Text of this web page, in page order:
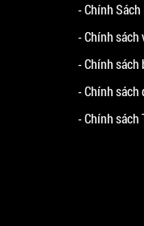
- Chính
- Chính sách
- Chính sách
- Chính sách
- Chính sách